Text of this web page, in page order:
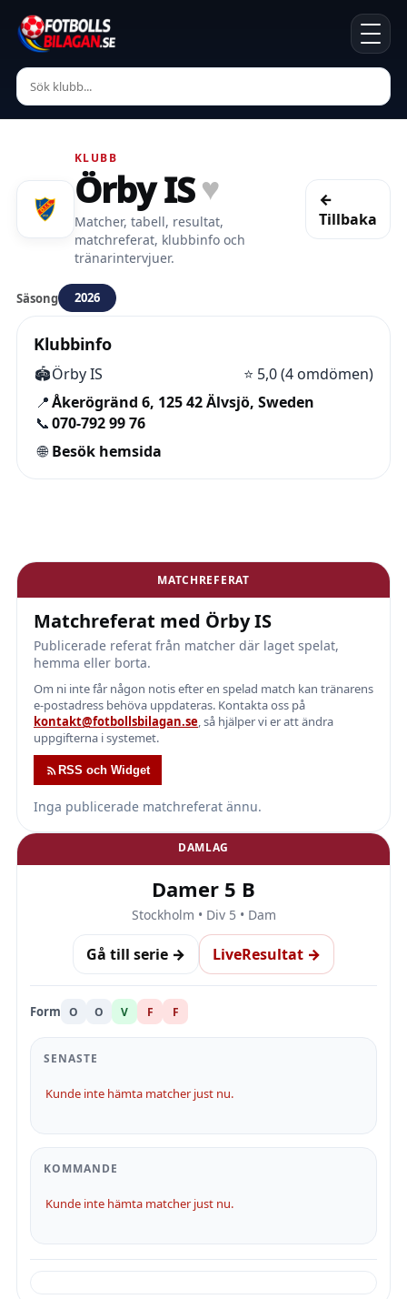
KLUBB
Örby IS ♥
Matcher, tabell, resultat,
matchreferat, klubbinfo och
tränarintervjuer.
←
Tillbaka
Säsong 2026
Klubbinfo
🏟️Örby IS ⭐ 5,0 (4 omdömen)
📍Åkerögränd 6, 125 42 Älvsjö, Sweden
📞070-792 99 76
🌐 Besök hemsida
MATCHREFERAT
Matchreferat med Örby IS
Publicerade referat från matcher där laget spelat,
hemma eller borta.
Om ni inte får någon notis efter en spelad match kan tränarens
e-postadress behöva uppdateras. Kontakta oss på
kontakt@fotbollsbilagan.se, så hjälper vi er att ändra
uppgifterna i systemet.
RSS och Widget
Inga publicerade matchreferat ännu.
DAMLAG
Damer 5 B
Stockholm • Div 5 • Dam
Gå till serie → LiveResultat →
Form O O V F F
SENASTE
Kunde inte hämta matcher just nu.
KOMMANDE
Kunde inte hämta matcher just nu.